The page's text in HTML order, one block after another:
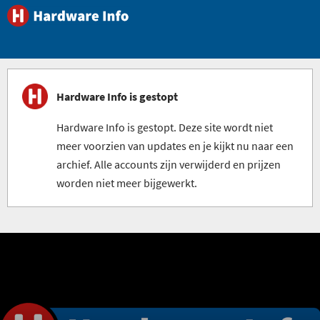
Hardware Info is gestopt
Hardware Info is gestopt. Deze site wordt niet
meer voorzien van updates en je kijkt nu naar een
archief. Alle accounts zijn verwijderd en prijzen
worden niet meer bijgewerkt.